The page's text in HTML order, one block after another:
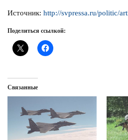
Источник:http://svpressa.ru/politic/
Поделиться ссылкой:
Связанные